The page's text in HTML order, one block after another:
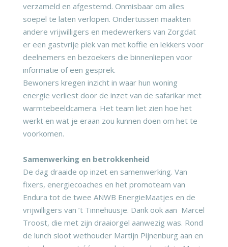
verzameld en afgestemd. Onmisbaar om alles
soepel te laten verlopen. Ondertussen maakten
andere vrijwilligers en medewerkers van Zorgdat
er een gastvrije plek van met koffie en lekkers voor
deelnemers en bezoekers die binnenliepen voor
informatie of een gesprek.
Bewoners kregen inzicht in waar hun woning
energie verliest door de inzet van de safarikar met
warmtebeeldcamera. Het team liet zien hoe het
werkt en wat je eraan zou kunnen doen om het te
voorkomen.
Samenwerking en betrokkenheid
De dag draaide op inzet en samenwerking. Van
fixers, energiecoaches en het promoteam van
Endura tot de twee ANWB EnergieMaatjes en de
vrijwilligers van ’t Tinnehuusje. Dank ook aan Marcel
Troost, die met zijn draaiorgel aanwezig was. Rond
de lunch sloot wethouder Martijn Pijnenburg aan en